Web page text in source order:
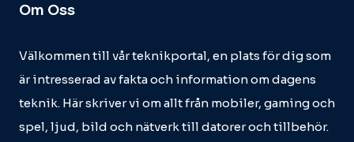
Om Oss
Välkommen till vår teknikportal, en plats för dig som
är intresserad av fakta och information om dagens
teknik. Här skriver vi om allt från mobiler, gaming och
spel, ljud, bild och nätverk till datorer och tillbehör.